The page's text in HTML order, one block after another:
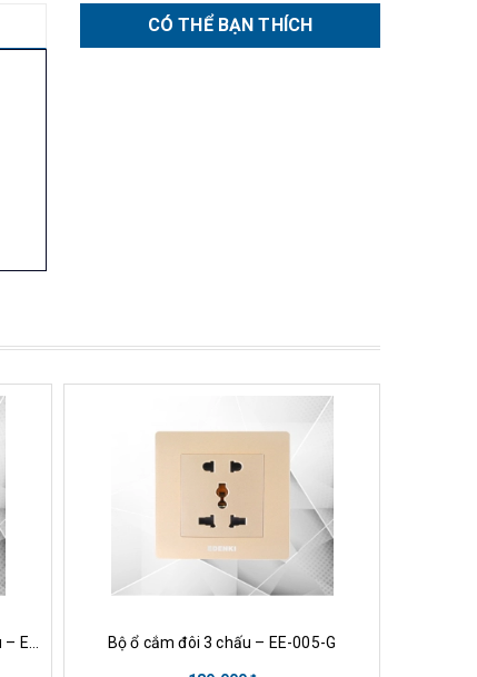
CÓ THỂ BẠN THÍCH
Bộ ổ cắm đôi 3 chấu – EE-005-G